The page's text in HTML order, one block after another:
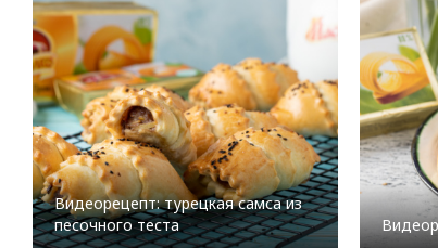
Видеорецепт: турецкая самса из
песочного теста